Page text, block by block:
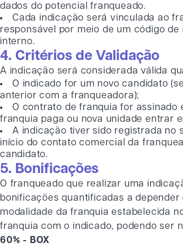
dados do potencial franqueado.
Cada indicação será vinculada ao
responsável por meio de um código
interno.
4. Critérios de Validação
A indicação será considerada válida
O indicado for um novo candidato
anterior com a franqueadora);
O contrato de franquia for assinado
franquia paga ou nova unidade entrar
A indicação tiver sido registrada no
início do contato comercial da
candidato.
5. Bonificações
O franqueado que realizar uma
bonificações quantificadas a depender
modalidade da franquia estabelecida
franquia com o indicado, podendo ser
60% - BOX